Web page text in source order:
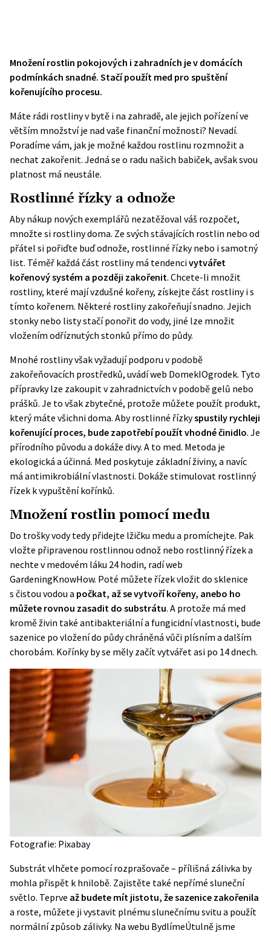
Množení rostlin pokojových i zahradních je v domácích
podmínkách snadné. Stačí použít med pro spuštění
kořenujícího procesu.
Máte rádi rostliny v bytě i na zahradě, ale jejich pořízení ve
větším množství je nad vaše finanční možnosti? Nevadí.
Poradíme vám, jak je možné každou rostlinu rozmnožit a
nechat zakořenit. Jedná se o radu našich babiček, avšak svou
platnost má neustále.
Rostlinné řízky a odnože
Aby nákup nových exemplářů nezatěžoval váš rozpočet,
množte si rostliny doma. Ze svých stávajících rostlin nebo od
přátel si pořiďte buď odnože, rostlinné řízky nebo i samotný
list. Téměř každá část rostliny má tendencivytvářet
kořenový systém a později zakořenit. Chcete-li množit
rostliny, které mají vzdušné kořeny, získejte část rostliny i s
tímto kořenem. Některé rostliny zakořeňují snadno. Jejich
stonky nebo listy stačí ponořit do vody, jiné lze množit
vložením odříznutých stonků přímo do půdy.
Mnohé rostliny však vyžadují podporu v podobě
zakořeňovacích prostředků, uvádí web DomekIOgrodek. Tyto
přípravky lze zakoupit v zahradnictvích v podobě gelů nebo
prášků. Je to však zbytečné, protože můžete použít produkt,
který máte všichni doma. Aby rostlinné řízkyspustily rychleji
kořenující proces, bude zapotřebí použít vhodné činidlo. Je
přírodního původu a dokáže divy. A to med. Metoda je
ekologická a účinná. Med poskytuje základní živiny, a navíc
má antimikrobiální vlastnosti. Dokáže stimulovat rostlinný
řízek k vypuštění kořínků.
Množení rostlin pomocí medu
Do trošky vody tedy přidejte lžičku medu a promíchejte. Pak
vložte připravenou rostlinnou odnož nebo rostlinný řízek a
nechte v medovém láku 24 hodin, radí web
GardeningKnowHow. Poté můžete řízek vložit do sklenice
s čistou vodou a počkat, až se vytvoří kořeny, anebo ho
můžete rovnou zasadit do substrátu. A protože má med
kromě živin také antibakteriální a fungicidní vlastnosti, bude
sazenice po vložení do půdy chráněná vůči plísním a dalším
chorobám. Kořínky by se měly začít vytvářet asi po 14 dnech.
Fotografie: Pixabay
Substrát vlhčete pomocí rozprašovače – přílišná zálivka by
mohla přispět k hnilobě. Zajistěte také nepřímé sluneční
světlo. Teprve až budete mít jistotu, že sazenice zakořenila
a roste, můžete ji vystavit plnému slunečnímu svitu a použít
normální způsob zálivky. Na webu BydlímeÚtulně jsme